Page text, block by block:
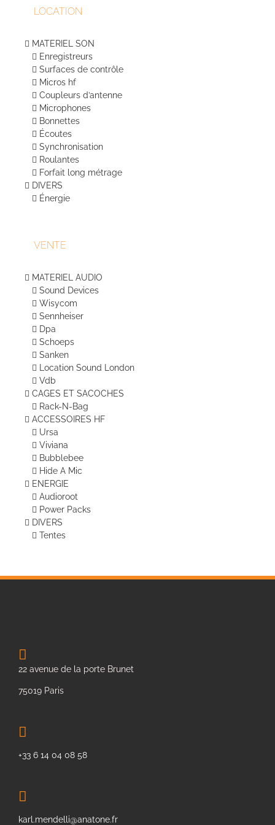
LOCATION
MATERIEL SON
Enregistreurs
Surfaces de contrôle
Micros hf
Coupleurs d’antenne
Microphones
Bonnettes
Écoutes
Synchronisation
Roulantes
Forfait long métrage
DIVERS
Énergie
VENTE
MATERIEL AUDIO
Sound Devices
Wisycom
Sennheiser
Dpa
Schoeps
Sanken
Location Sound London
Vdb
CAGES ET SACOCHES
Rack-N-Bag
ACCESSOIRES HF
Ursa
Viviana
Bubblebee
Hide A Mic
ENERGIE
Audioroot
Power Packs
DIVERS
Tentes
22 avenue de la porte Brunet
75019 Paris
+33 6 14 04 08 58
karl.mendelli@anatone.fr